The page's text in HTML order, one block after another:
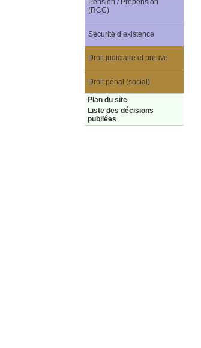
Pension / Prépension
(RCC)
Sécurité d’existence
Droit judiciaire et preuve
Droit pénal (social)
Plan du site
Liste des décisions
publiées